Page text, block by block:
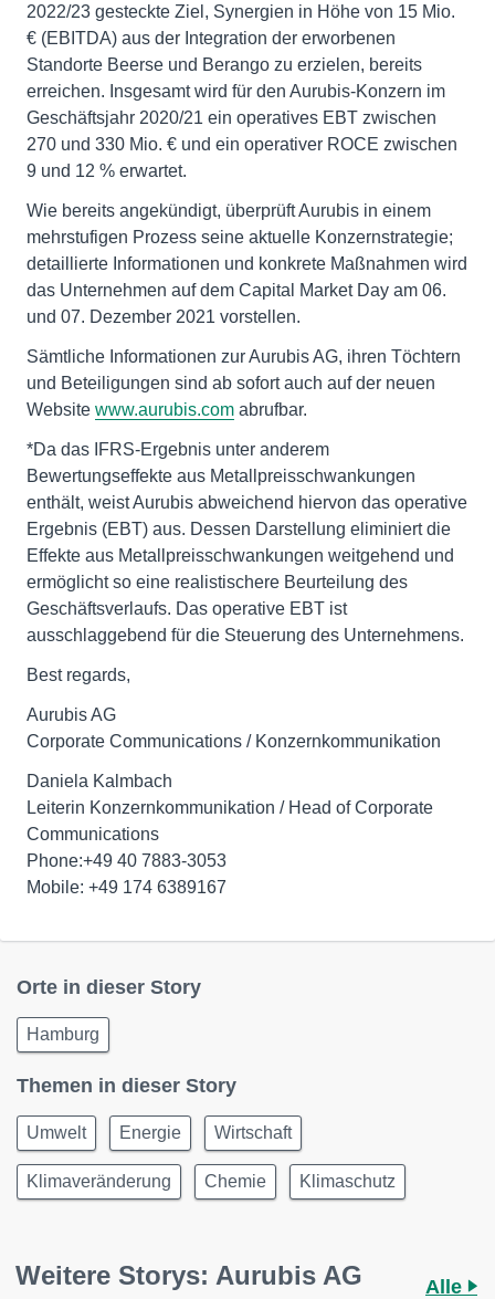
2022/23 gesteckte Ziel, Synergien in Höhe von 15 Mio.
€ (EBITDA) aus der Integration der erworbenen
Standorte Beerse und Berango zu erzielen, bereits
erreichen. Insgesamt wird für den Aurubis-Konzern im
Geschäftsjahr 2020/21 ein operatives EBT zwischen
270 und 330 Mio. € und ein operativer ROCE zwischen
9 und 12 % erwartet.
Wie bereits angekündigt, überprüft Aurubis in einem
mehrstufigen Prozess seine aktuelle Konzernstrategie;
detaillierte Informationen und konkrete Maßnahmen wird
das Unternehmen auf dem Capital Market Day am 06.
und 07. Dezember 2021 vorstellen.
Sämtliche Informationen zur Aurubis AG, ihren Töchtern
und Beteiligungen sind ab sofort auch auf der neuen
Website www.aurubis.com abrufbar.
*Da das IFRS-Ergebnis unter anderem
Bewertungseffekte aus Metallpreisschwankungen
enthält, weist Aurubis abweichend hiervon das operative
Ergebnis (EBT) aus. Dessen Darstellung eliminiert die
Effekte aus Metallpreisschwankungen weitgehend und
ermöglicht so eine realistischere Beurteilung des
Geschäftsverlaufs. Das operative EBT ist
ausschlaggebend für die Steuerung des Unternehmens.
Best regards,
Aurubis AG
Corporate Communications / Konzernkommunikation
Daniela Kalmbach
Leiterin Konzernkommunikation / Head of Corporate
Communications
Phone:+49 40 7883-3053
Mobile: +49 174 6389167
Orte in dieser Story
Hamburg
Themen in dieser Story
Umwelt Energie Wirtschaft
Klimaveränderung Chemie Klimaschutz
Weitere Storys: Aurubis AG Alle